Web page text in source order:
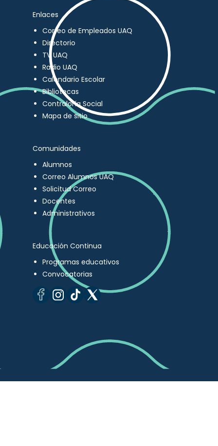
Enlaces
Correo de Empleados UAQ
Directorio
TV UAQ
Radio UAQ
Calendario Escolar
Bibliotecas
Contraloría Social
Mapa de sitio
Comunidades
Alumnos
Correo Alumnos UAQ
Solicitud Correo
Docentes
Administrativos
Educación Continua
Programas educativos
Convocatorias